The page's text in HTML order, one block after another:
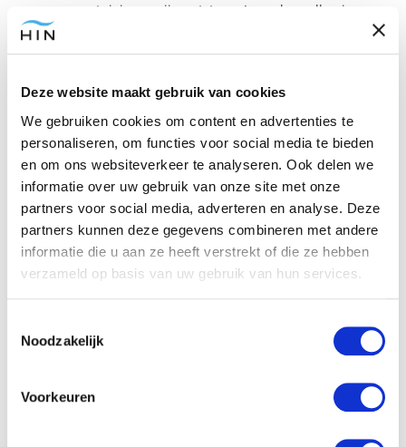
Deze website maakt gebruik van cookies
We gebruiken cookies om content en advertenties te
personaliseren, om functies voor social media te bieden
en om ons websiteverkeer te analyseren. Ook delen we
informatie over uw gebruik van onze site met onze
partners voor social media, adverteren en analyse. Deze
partners kunnen deze gegevens combineren met andere
informatie die u aan ze heeft verstrekt of die ze hebben
verzameld op basis van uw gebruik van hun services.
Noodzakelijk
Voorkeuren
waar overtuigingen zijn ontstaan. In veel gevallen is er
bijvoorbeeld iets in de kindertijd, zoals toen je nog
naar de basisschool ging, gebeurd dat (onbewust) een
eventuele onlogische overtuigingen heeft gezorgd.
Door nogmaals naar dat moment te kijken, met de
kennis die je nu over het leven hebt, kun je de
overtuigingen veranderen waardoor jij het jezelf
eerder gunt om gewoon uit te zieken. Je kunt er
bijvoorbeeld achter komen dat je overtuiging over
doorwerken als je ziek bent eigenlijk helemaal
nergens op slaat.
Angsten op een rijtje zetten
Doorwerken terwijl je ziek bent kan ook betekenen dat